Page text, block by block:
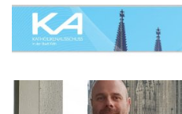
Zum Inhalt springen